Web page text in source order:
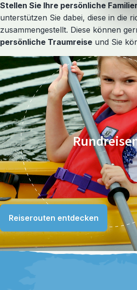
Stellen Sie Ihre persönliche
unterstützen Sie dabei, diese in die
zusammengestellt. Diese können
persönliche Traumreise und Sie
Reiserouten entdecken